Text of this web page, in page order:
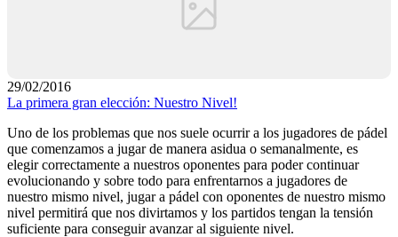
29/02/2016
La primera gran elección: Nuestro Nivel!
Uno de los problemas que nos suele ocurrir a los jugadores de pádel
que comenzamos a jugar de manera asidua o semanalmente, es
elegir correctamente a nuestros oponentes para poder continuar
evolucionando y sobre todo para enfrentarnos a jugadores de
nuestro mismo nivel, jugar a pádel con oponentes de nuestro mismo
nivel permitirá que nos divirtamos y los partidos tengan la tensión
suficiente para conseguir avanzar al siguiente nivel.